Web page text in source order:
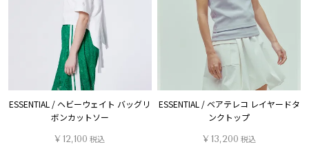
ESSENTIAL / ヘビーウェイト バッグリ
ボンカットソー
¥ 12,100 税込
ESSENTIAL / ベアテレコ レイヤードタ
ンクトップ
¥ 13,200 税込